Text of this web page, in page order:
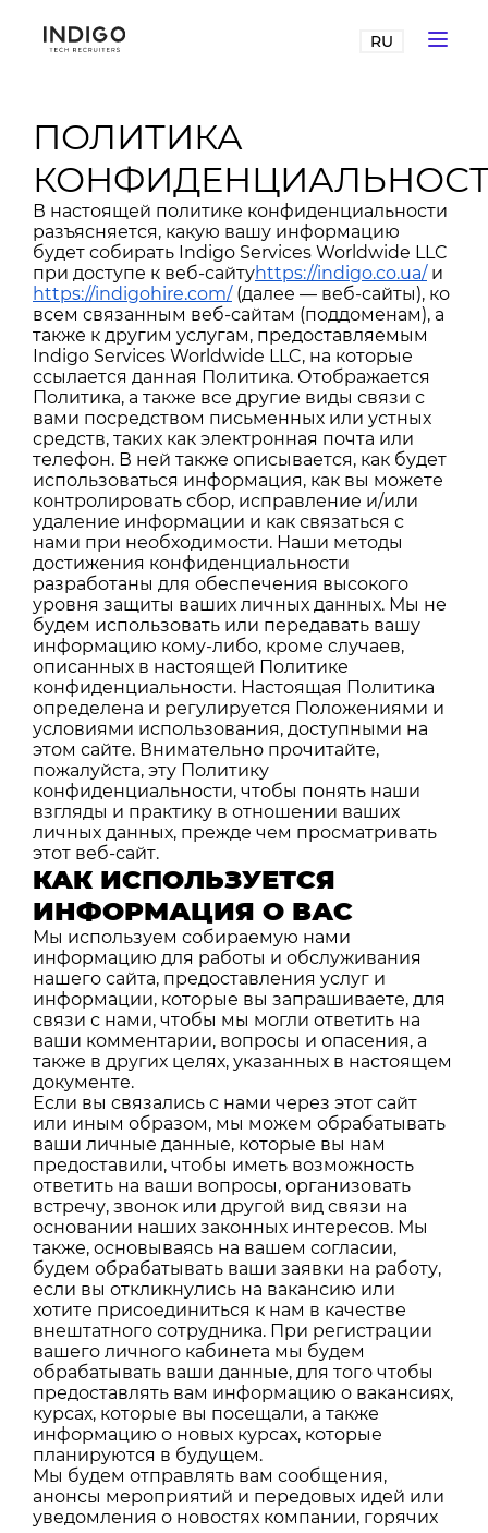
RU
ПОЛИТИКА
В настоящей политике конфиденциальности
разъясняется, какую вашу информацию
будет собирать Indigo Services Worldwide LLC
при доступе к веб-сайтуhttps://indigo.co.ua/и
https://indigohire.com/(далее — веб-сайты), ко
всем связанным веб-сайтам (поддоменам), а
также к другим услугам, предоставляемым
Indigo Services Worldwide LLC, на которые
ссылается данная Политика. Отображается
Политика, а также все другие виды связи с
вами посредством письменных или устных
средств, таких как электронная почта или
телефон. В ней также описывается, как будет
использоваться информация, как вы можете
контролировать сбор, исправление и/или
удаление информации и как связаться с
нами при необходимости. Наши методы
достижения конфиденциальности
разработаны для обеспечения высокого
уровня защиты ваших личных данных. Мы не
будем использовать или передавать вашу
информацию кому-либо, кроме случаев,
описанных в настоящей Политике
конфиденциальности. Настоящая Политика
определена и регулируется Положениями и
условиями использования, доступными на
этом сайте. Внимательно прочитайте,
пожалуйста, эту Политику
конфиденциальности, чтобы понять наши
взгляды и практику в отношении ваших
личных данных, прежде чем просматривать
этот веб-сайт.
КАК ИСПОЛЬЗУЕТСЯ
ИНФОРМАЦИЯ О ВАС
Мы используем собираемую нами
информацию для работы и обслуживания
нашего сайта, предоставления услуг и
информации, которые вы запрашиваете, для
связи с нами, чтобы мы могли ответить на
ваши комментарии, вопросы и опасения, а
также в других целях, указанных в настоящем
документе.
Если вы связались с нами через этот сайт
или иным образом, мы можем обрабатывать
ваши личные данные, которые вы нам
предоставили, чтобы иметь возможность
ответить на ваши вопросы, организовать
встречу, звонок или другой вид связи на
основании наших законных интересов. Мы
также, основываясь на вашем согласии,
будем обрабатывать ваши заявки на работу,
если вы откликнулись на вакансию или
хотите присоединиться к нам в качестве
внештатного сотрудника. При регистрации
вашего личного кабинета мы будем
обрабатывать ваши данные, для того чтобы
предоставлять вам информацию о вакансиях,
курсах, которые вы посещали, а также
информацию о новых курсах, которые
планируются в будущем.
Мы будем отправлять вам сообщения,
анонсы мероприятий и передовых идей или
уведомления о новостях компании, горячих